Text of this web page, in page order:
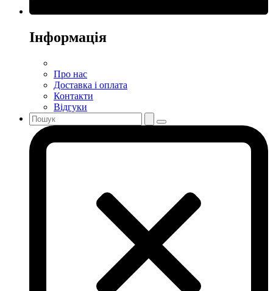
Інформація
Про нас
Доставка і оплата
Контакти
Відгуки